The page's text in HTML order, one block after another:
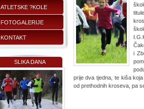
ATLETSKE ?KOLE
FOTOGALERIJE
KONTAKT
SLIKA DANA
i
prije dva tjedna, te kiša
od prethodnih kroseva, pa